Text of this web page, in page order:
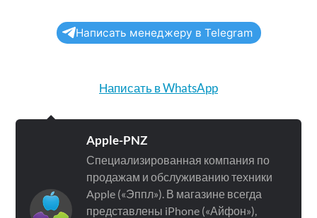
Написать менеджеру в Telegram
Написать в WhatsApp
Apple-PNZ
Специализированная компания по
продажам и обслуживанию техники
Apple («Эппл»). В магазине всегда
представлены iPhone («Айфон»),